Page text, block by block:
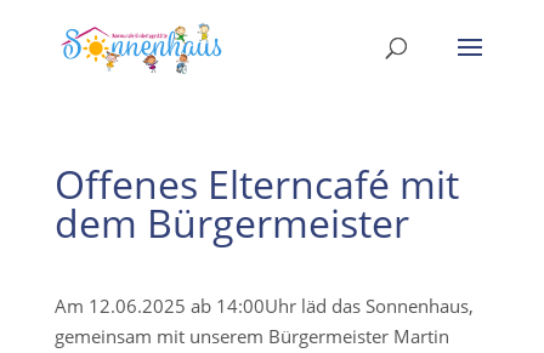
Offenes Elterncafé mit
dem Bürgermeister
Am 12.06.2025 ab 14:00Uhr läd das Sonnenhaus,
gemeinsam mit unserem Bürgermeister Martin